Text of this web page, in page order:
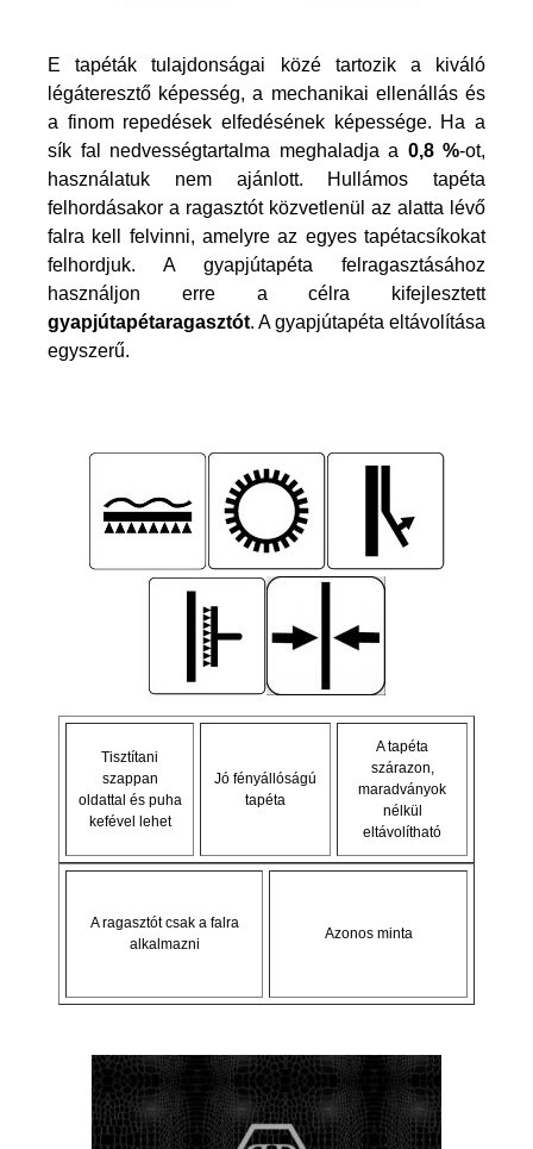
E tapéták tulajdonságai közé tartozik a kiváló
légáteresztő képesség, a mechanikai ellenállás és
a finom repedések elfedésének képessége. Ha a
sík fal nedvességtartalma meghaladja a 0,8 %-ot,
használatuk nem ajánlott. Hullámos tapéta
felhordásakor a ragasztót közvetlenül az alatta lévő
falra kell felvinni, amelyre az egyes tapétacsíkokat
felhordjuk. A gyapjútapéta felragasztásához
használjon erre a célra kifejlesztett
gyapjútapétaragasztót. A gyapjútapéta eltávolítása
egyszerű.
Tisztítani
szappan
oldattal és puha
kefével lehet
Jó fényállóságú
tapéta
A tapéta
szárazon,
maradványok
nélkül
eltávolítható
A ragasztót csak a falra
alkalmazni
Azonos minta